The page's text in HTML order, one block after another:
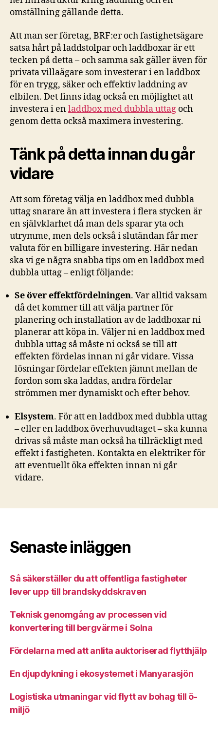
omställning gällande detta.
Att man ser företag, BRF:er och fastighetsägare
satsa hårt på laddstolpar och laddboxar är ett
tecken på detta – och samma sak gäller även för
privata villaägare som investerar i en laddbox
för en trygg, säker och effektiv laddning av
elbilen. Det finns idag också en möjlighet att
investera i enladdbox med dubbla uttag och
genom detta också maximera investering.
Tänk på detta innan du går
vidare
Att som företag välja en laddbox med dubbla
uttag snarare än att investera i flera stycken är
en självklarhet då man dels sparar yta och
utrymme, men dels också i slutändan får mer
valuta för en billigare investering. Här nedan
ska vi ge några snabba tips om en laddbox med
dubbla uttag – enligt följande:
Se över effektfördelningen. Var alltid vaksam
då det kommer till att välja partner för
planering och installation av de laddboxar ni
planerar att köpa in. Väljer ni en laddbox med
dubbla uttag så måste ni också se till att
effekten fördelas innan ni går vidare. Vissa
lösningar fördelar effekten jämnt mellan de
fordon som ska laddas, andra fördelar
strömmen mer dynamiskt och efter behov.
Elsystem. För att en laddbox med dubbla uttag
– eller en laddbox överhuvudtaget – ska kunna
drivas så måste man också ha tillräckligt med
effekt i fastigheten. Kontakta en elektriker för
att eventuellt öka effekten innan ni går
vidare.
Senaste inläggen
Så säkerställer du att offentliga fastigheter
lever upp till brandskyddskraven
Teknisk genomgång av processen vid
konvertering till bergvärme i Solna
Fördelarna med att anlita auktoriserad flytthjälp
En djupdykning i ekosystemet i Manyarasjön
Logistiska utmaningar vid flytt av bohag till ö-
miljö